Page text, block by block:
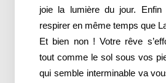
joie la lumière du jour.
respirer en même temps que
Et bien non ! Votre rêve
tout comme le sol sous vos
qui semble interminable va